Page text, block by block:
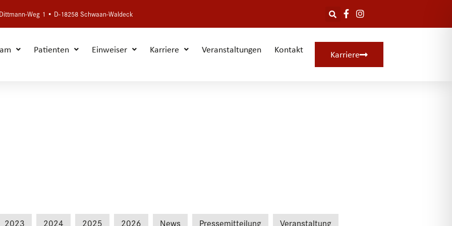
Weg 1 • D-18258 Schwaan-Waldeck
Patienten Einweiser Karriere Veranstaltungen Kontakt Karriere
2023 2024 2025 2026 News Pressemitteilung Veranstaltung